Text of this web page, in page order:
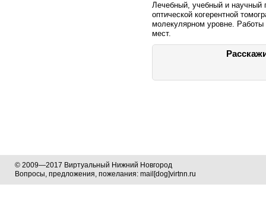
Лечебный, учебный и научный
оптической когерентной
молекулярном уровне.
мест.
© 2009—2017 Виртуальный Нижний Новгород
Вопросы, предложения, пожелания: mail[dog]virtnn.ru